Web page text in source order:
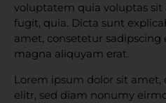
voluptatem quia voluptas
fugit, quia. Dicta sunt
amet, consetetur sadipscing
magna aliquyam erat.
Lorem ipsum dolor sit amet,
elitr, sed diam nonumy